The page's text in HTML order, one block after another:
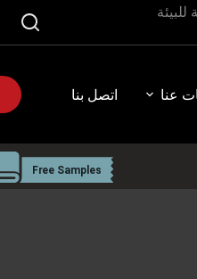
عنا اتصل بنا